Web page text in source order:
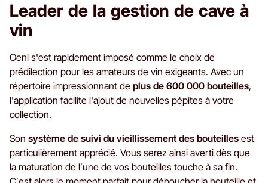
Leader de la gestion de cave à
vin
Oeni s'est rapidement imposé comme le choix de
prédilection pour les amateurs de vin exigeants. Avec un
répertoire impressionnant de plus de 600 000 bouteilles,
l'application facilite l'ajout de nouvelles pépites à votre
collection.
Son système de suivi du vieillissement des bouteilles est
particulièrement apprécié. Vous serez ainsi averti dès que
la maturation de l’une de vos bouteilles touche à sa fin.